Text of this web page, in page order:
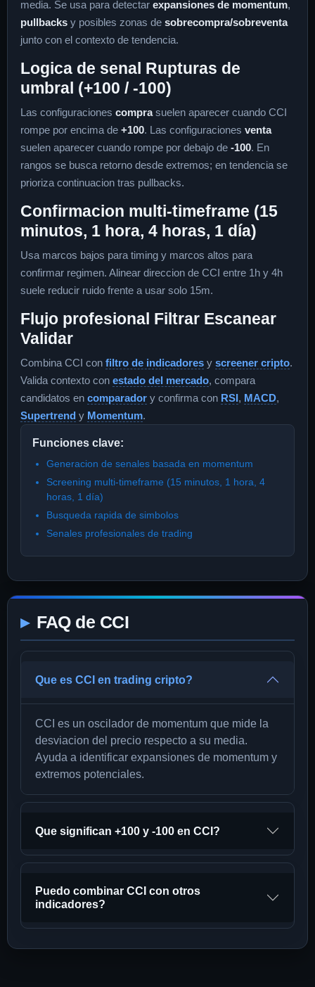
media. Se usa para detectar expansiones de momentum,
pullbacks y posibles zonas de sobrecompra/sobreventa
junto con el contexto de tendencia.
Logica de senal Rupturas de
umbral (+100 / -100)
Las configuraciones comprasuelen aparecer cuando CCI
rompe por encima de +100. Las configuraciones venta
suelen aparecer cuando rompe por debajo de -100. En
rangos se busca retorno desde extremos; en tendencia se
prioriza continuacion tras pullbacks.
Confirmacion multi-timeframe (15
minutos, 1 hora, 4 horas, 1 día)
Usa marcos bajos para timing y marcos altos para
confirmar regimen. Alinear direccion de CCI entre 1h y 4h
suele reducir ruido frente a usar solo 15m.
Flujo profesional Filtrar Escanear
Validar
Combina CCI con filtro de indicadores y screener cripto.
Valida contexto con estado del mercado, compara
candidatos en comparador y confirma con RSI, MACD,
Supertrend y Momentum.
Funciones clave:
Generacion de senales basada en momentum
Screening multi-timeframe (15 minutos, 1 hora, 4
horas, 1 día)
Busqueda rapida de simbolos
Senales profesionales de trading
FAQ de CCI
Que es CCI en trading cripto?
CCI es un oscilador de momentum que mide la
desviacion del precio respecto a su media.
Ayuda a identificar expansiones de momentum y
extremos potenciales.
Que significan +100 y -100 en CCI?
Puedo combinar CCI con otros
indicadores?